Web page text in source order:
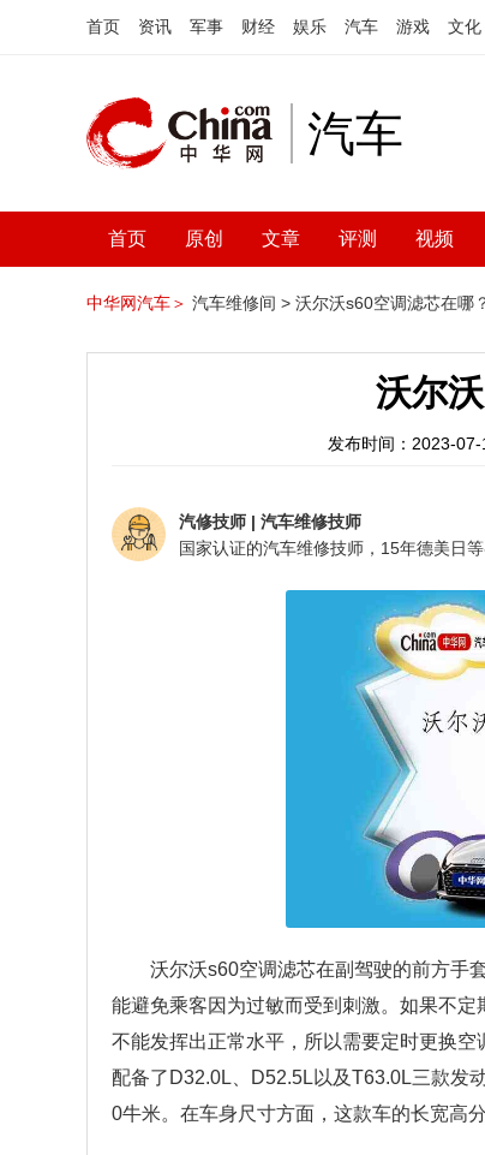
首页 资讯 军事 财经 娱乐 汽车 游戏 文化
汽车
首页 原创 文章 评测 视频
中华网汽车＞ 汽车维修间 > 沃尔沃s60空调滤芯在哪
沃尔
发布时间：2023-
汽修技师 | 汽车维修技师
沃尔沃s60空调滤芯在副驾驶的前方手
能避免乘客因为过敏而受到刺激。如果不
不能发挥出正常水平，所以需要定时更换
配备了D32.0L、D52.5L以及T63.0L三款发
0牛米。在车身尺寸方面，这款车的长宽高